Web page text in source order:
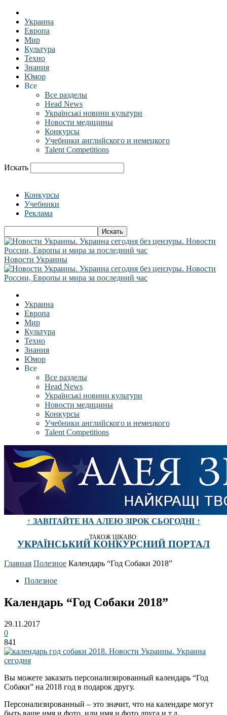
Украина
Европа
Мир
Культура
Техно
Знания
Юмор
Все
Все разделы
Head News
Українські новини культури
Новости медицины
Конкурсы
Учебники английского и немецкого
Talent Competitions
Искать
Конкурсы
Учебники
Реклама
Новости Украины
Украина
Европа
Мир
Культура
Техно
Знания
Юмор
Все
Все разделы
Head News
Українські новини культури
Новости медицины
Конкурсы
Учебники английского и немецкого
Talent Competitions
↑ ЗАВІТАЙТЕ НА АЛЕЮ ЗІРОК СЬОГОДНІ ↑
ТАКОЖ ЦІКАВО:
УКРАЇНСЬКИЙ КОНКУРСНИЙ ПОРТАЛ
Главная Полезное Календарь “Год Собаки 2018”
Полезное
Календарь “Год Собаки 2018”
29.11.2017
0
841
Вы можете заказать персонализированный календарь “Год
Собаки” на 2018 год в подарок другу.
Персонализированный – это значит, что на календаре могут